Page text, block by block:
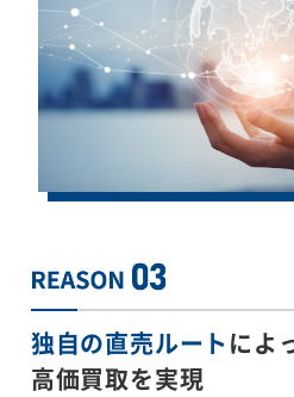
独自の直売ルートによ
高価買取を実現